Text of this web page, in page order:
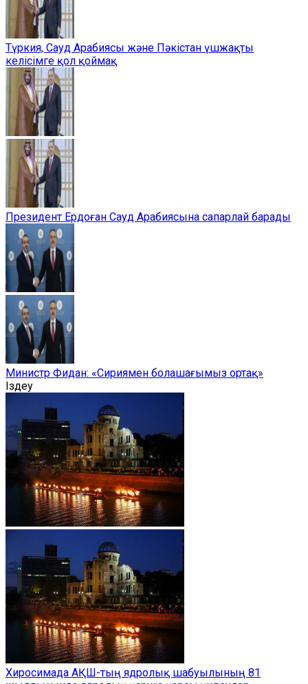
Түркия, Сауд Арабиясы және Пәкістан үшжақты
келісімге қол қоймақ
Президент Ердоған Сауд Арабиясына сапарлай барады
Министр Фидан: «Сириямен болашағымыз ортақ»
Іздеу
Хиросимада АҚШ-тың ядролық шабуылының 81